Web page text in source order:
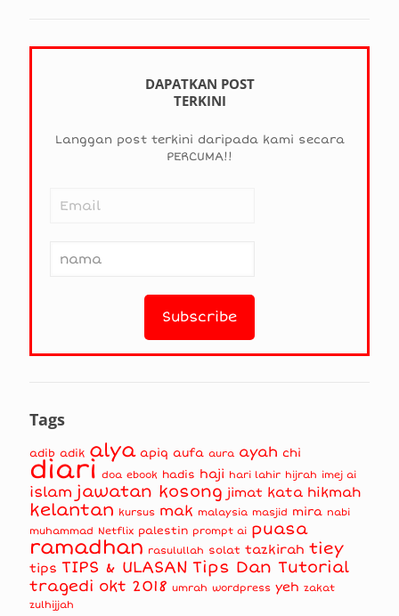
DAPATKAN POST
TERKINI
Langgan post terkini daripada kami secara
PERCUMA!!
Tags
adib adik alya apiq aufa aura ayah chi
diari doa ebook hadis haji hari lahir hijrah imej ai
islam jawatan kosong jimat kata hikmah
kelantan kursus mak malaysia masjid mira nabi
muhammad Netflix palestin prompt ai puasa
ramadhan rasulullah solat tazkirah tiey
tips TIPS & ULASAN Tips Dan Tutorial
tragedi okt 2018 umrah wordpress yeh zakat
zulhijjah